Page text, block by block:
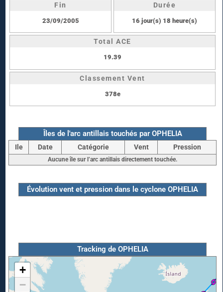
Fin
23/09/2005
Durée
16 jour(s) 18 heure(s)
Total ACE
19.39
Classement Vent
378e
Îles de l'arc antillais touchés par OPHELIA
Ile Date Catégorie Vent Pression
Aucune île sur l’arc antillais directement touchée.
Évolution vent et pression dans le cyclone OPHELIA
Tracking de OPHELIA
+
−